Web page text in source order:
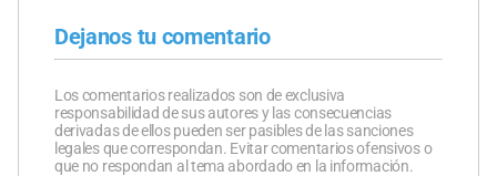
Dejanos tu comentario
Los comentarios realizados son de exclusiva
responsabilidad de sus autores y las consecuencias
derivadas de ellos pueden ser pasibles de las sanciones
legales que correspondan. Evitar comentarios ofensivos o
que no respondan al tema abordado en la información.